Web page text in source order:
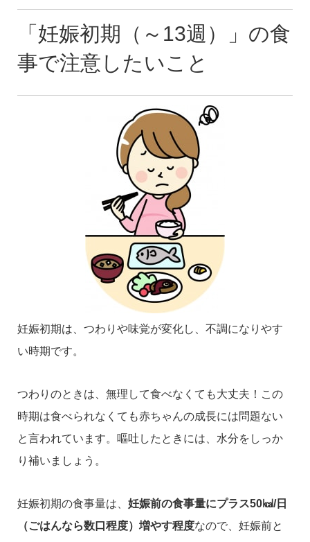
「妊娠初期（～13週）」の食
事で注意したいこと
妊娠初期は、つわりや味覚が変化し、不調になりやす
い時期です。
つわりのときは、無理して食べなくても大丈夫！この
時期は食べられなくても赤ちゃんの成長には問題ない
と言われています。嘔吐したときには、水分をしっか
り補いましょう。
妊娠初期の食事量は、 妊娠前の食事量にプラス50㎉/日
（ごはんなら数口程度）増やす程度なので、妊娠前と